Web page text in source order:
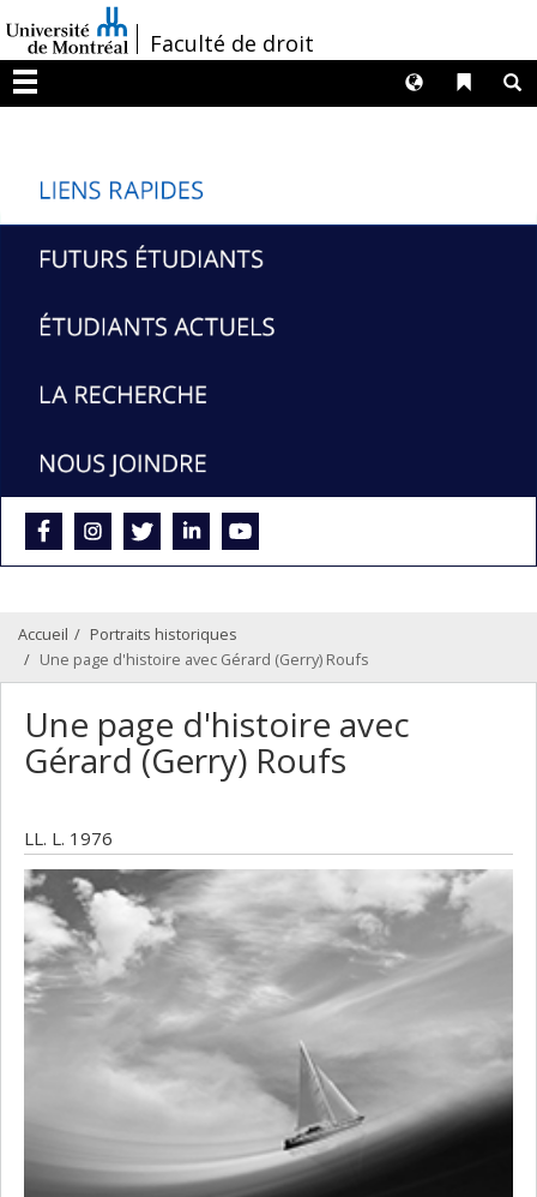
au
contenu
/Faculté de droit
Menu
Liens
Langues
Accueil
Portraits historiques
Une page d'histoire avec Gérard (Gerry) Roufs
Une page d'histoire avec
Gérard (Gerry) Roufs
LL. L. 1976